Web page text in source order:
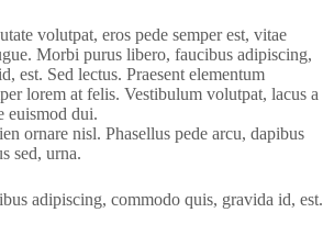
volutpat, eros pede semper est, vitae
Morbi purus libero, faucibus adipiscing,
est. Sed lectus. Praesent elementum
lorem at felis. Vestibulum volutpat, lacus a
euismod dui.
ornare nisl. Phasellus pede arcu, dapibus
sed, urna.
adipiscing, commodo quis, gravida id, est.